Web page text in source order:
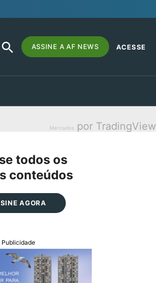
Search
for:
SEARCH
BUTTON
ASSINE A AF NEWS ACESSE
Mercados por TradingView
todos os
conteúdos
AGORA
Publicidade